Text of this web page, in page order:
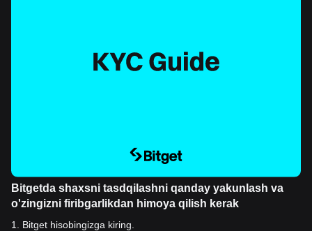
Bitgetda shaxsni tasdqilashni qanday yakunlash va
o'zingizni firibgarlikdan himoya qilish kerak
1
Bitget hisobingizga kiring.